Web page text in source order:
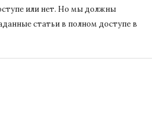
или нет. Но мы должны
статьи в полном доступе в